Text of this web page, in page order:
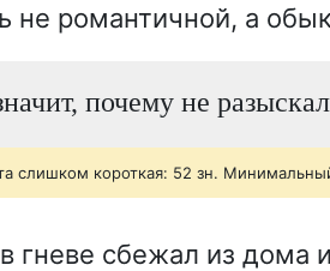
не романтичной, а
почему не
слишком короткая: 52 зн.
гневе сбежал из дома